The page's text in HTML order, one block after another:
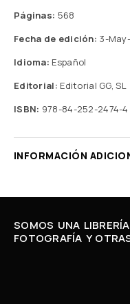
Páginas: 568
Fecha de edición: 3-
Idioma: Español
Editorial: Editorial GG, SL
ISBN: 978-84-252-2474-4
INFORMACIÓN
SOMOS UNA
FOTOGRAFÍA Y